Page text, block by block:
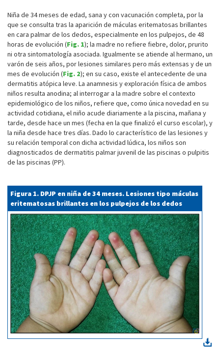
Niña de 34 meses de edad, sana y con vacunación completa, por la
que se consulta tras la aparición de máculas eritematosas brillantes
en cara palmar de los dedos, especialmente en los pulpejos, de 48
horas de evolución (Fig. 1); la madre no refiere fiebre, dolor, prurito
ni otra sintomatología asociada. Igualmente se atiende al hermano, un
varón de seis años, por lesiones similares pero más extensas y de un
mes de evolución (Fig. 2); en su caso, existe el antecedente de una
dermatitis atópica leve. La anamnesis y exploración física de ambos
niños resulta anodina; al interrogar a la madre sobre el contexto
epidemiológico de los niños, refiere que, como única novedad en su
actividad cotidiana, el niño acude diariamente a la piscina, mañana y
tarde, desde hace un mes (fecha en la que finalizó el curso escolar), y
la niña desde hace tres días. Dado lo característico de las lesiones y
su relación temporal con dicha actividad lúdica, los niños son
diagnosticados de dermatitis palmar juvenil de las piscinas o pulpitis
de las piscinas (PP).
Figura 1. DPJP en niña de 34 meses. Lesiones tipo máculas
eritematosas brillantes en los pulpejos de los dedos